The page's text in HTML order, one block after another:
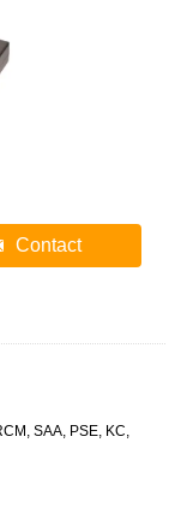
Contact
SAA, PSE, KC,